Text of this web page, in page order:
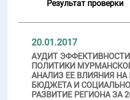
Результат проверки
20.01.2017
АУДИТ
ПОЛИТИКИ
АНАЛИЗ ЕЕ ВЛИЯНИЯ
БЮДЖЕТА И
РАЗВИТИЕ РЕГИОНА ЗА